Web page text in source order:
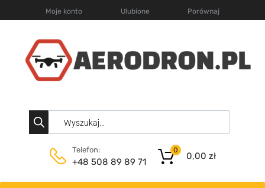
Moje konto Ulubione Porównaj
Telefon:
+48 508 89 89 71
0,00 zł
0